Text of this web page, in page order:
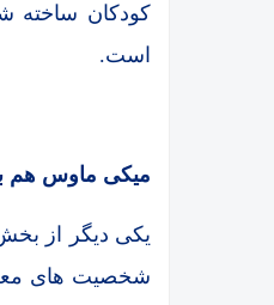
کودکان ساخته
است.
میکی ماوس هم
یکی دیگر از
شخصیت های